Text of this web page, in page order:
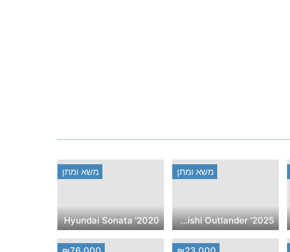
משא ומתן
2025' Mitsubishi Outlander
משא ומתן
2020' Hyundai Sonata